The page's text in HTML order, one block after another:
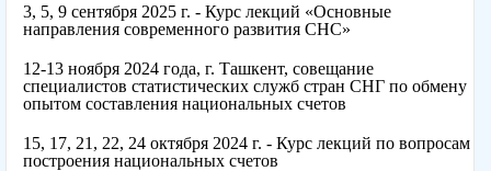
3, 5, 9 сентября 2025 г. - Курс лекций «Основные
направления современного развития СНС»
12-13 ноября 2024 года, г. Ташкент, совещание
специалистов статистических служб стран СНГ по обмену
опытом составления национальных счетов
15, 17, 21, 22, 24 октября 2024 г. - Курс лекций по вопросам
построения национальных счетов